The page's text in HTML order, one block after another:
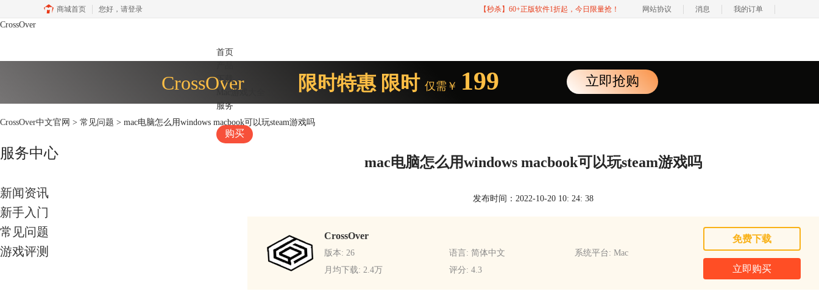
商城首页 您好， 请登录 【秒杀】60+正版软件1折起，今日限量抢！ 网站协议 消息 我的订单
CrossOver
首页
下载
Mac游戏大全
服务
购买
CrossOver 限时特惠 限时 仅需￥ 199 立即抢购
CrossOver中文官网 > 常见问题 > mac电脑怎么用windows macbook可以玩steam游戏吗
服务中心
新闻资讯
新手入门
常见问题
游戏评测
mac电脑怎么用windows macbook可以玩steam游戏吗
发布时间：2022-10-20 10: 24: 38
CrossOver
版本: 26 语言: 简体中文
系统平台: Mac
月均下载: 2.4万
评分: 4.3
免费下载
立即购买